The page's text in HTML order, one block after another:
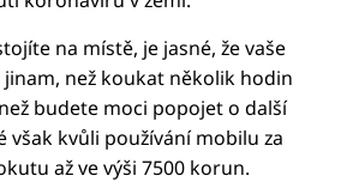
na místě, je jasné, že vaše
než koukat několik hodin
budete moci popojet o další
však kvůli používání mobilu za
až ve výši 7500 korun.